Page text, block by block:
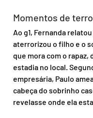
Momentos de
Ao g1, Fernanda
aterrorizou o filho e o
que mora com o rapaz,
estadia no local.
empresária, Paulo
cabeça do sobrinho
revelasse onde ela